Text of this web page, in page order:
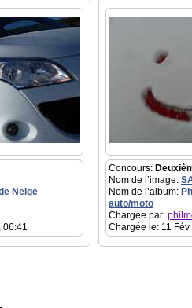
Neige
06:41
Concours:
Nom de l’image:
Nom de l’album:
auto/moto
Chargée par:
Chargée le: 11